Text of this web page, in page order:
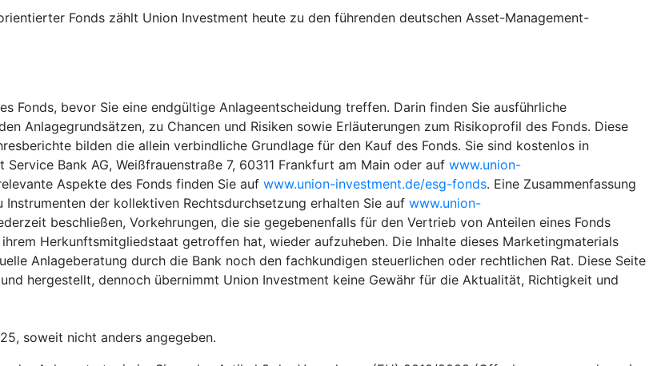
Fonds zählt Union Investment heute zu den führenden deutschen Asset-Management-
Fonds, bevor Sie eine endgültige Anlageentscheidung treffen. Darin finden Sie ausführliche
Anlagegrundsätzen, zu Chancen und Risiken sowie Erläuterungen zum Risikoprofil des Fonds. Diese
bilden die allein verbindliche Grundlage für den Kauf des Fonds. Sie sind kostenlos in
Bank AG, Weißfrauenstraße 7, 60311 Frankfurt am Main oder auf www.union-
Aspekte des Fonds finden Sie auf www.union-investment.de/esg-fonds. Eine Zusammenfassung
der kollektiven Rechtsdurchsetzung erhalten Sie auf www.union-
beschließen, Vorkehrungen, die sie gegebenenfalls für den Vertrieb von Anteilen eines Fonds
Herkunftsmitgliedstaat getroffen hat, wieder aufzuheben. Die Inhalte dieses Marketingmaterials
Anlageberatung durch die Bank noch den fachkundigen steuerlichen oder rechtlichen Rat. Diese Seite
hergestellt, dennoch übernimmt Union Investment keine Gewähr für die Aktualität, Richtigkeit und
soweit nicht anders angegeben.